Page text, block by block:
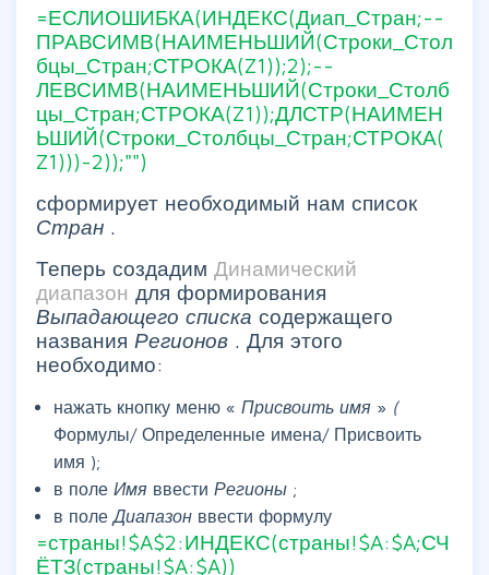
=ЕСЛИОШИБКА(ИНДЕКС(Диап_Стран;--
ПРАВСИМВ(НАИМЕНЬШИЙ(Строки_Стол
бцы_Стран;СТРОКА(Z1));2);--
ЛЕВСИМВ(НАИМЕНЬШИЙ(Строки_Столб
цы_Стран;СТРОКА(Z1));ДЛСТР(НАИМЕН
ЬШИЙ(Строки_Столбцы_Стран;СТРОКА(
Z1)))-2));"")
сформирует необходимый нам список
Стран .
Теперь создадим Динамический
диапазон для формирования
Выпадающего списка содержащего
названия Регионов . Для этого
необходимо:
нажать кнопку меню « Присвоить имя » (
Формулы/ Определенные имена/ Присвоить
имя );
в поле Имя ввести Регионы ;
в полеДиапазон ввести формулу
=страны!$A$2:ИНДЕКС(страны!$A:$A;СЧ
ЁТЗ(страны!$A:$A))